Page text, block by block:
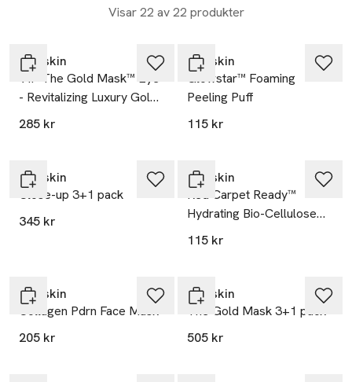
Visar 22 av 22 produkter
Starskin
VIP The Gold Mask™ Eye
- Revitalizing Luxury Gold
Foil Eye Mask 5-pair
285 kr
Starskin
Glowstar™ Foaming
Peeling Puff
115 kr
Starskin
Close-up 3+1 pack
345 kr
Starskin
Red Carpet Ready™
Hydrating Bio-Cellulose
Face Mask
115 kr
Starskin
Collagen Pdrn Face Mask
205 kr
Starskin
The Gold Mask 3+1 pack
505 kr